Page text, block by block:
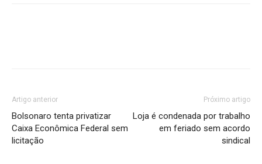
Artigo anterior
Bolsonaro tenta privatizar
Caixa Econômica Federal sem
licitação
Próximo artigo
Loja é condenada por trabalho
em feriado sem acordo
sindical